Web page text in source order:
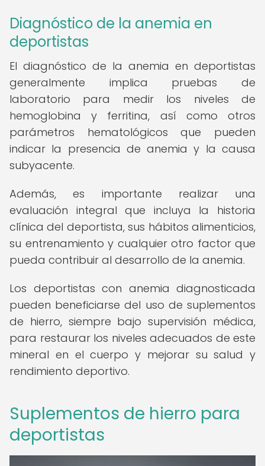
Diagnóstico de la anemia en
deportistas
El diagnóstico de la anemia en deportistas
generalmente implica pruebas de
laboratorio para medir los niveles de
hemoglobina y ferritina, así como otros
parámetros hematológicos que pueden
indicar la presencia de anemia y la causa
subyacente.
Además, es importante realizar una
evaluación integral que incluya la historia
clínica del deportista, sus hábitos alimenticios,
su entrenamiento y cualquier otro factor que
pueda contribuir al desarrollo de la anemia.
Los deportistas con anemia diagnosticada
pueden beneficiarse del uso de suplementos
de hierro, siempre bajo supervisión médica,
para restaurar los niveles adecuados de este
mineral en el cuerpo y mejorar su salud y
rendimiento deportivo.
Suplementos de hierro para
deportistas